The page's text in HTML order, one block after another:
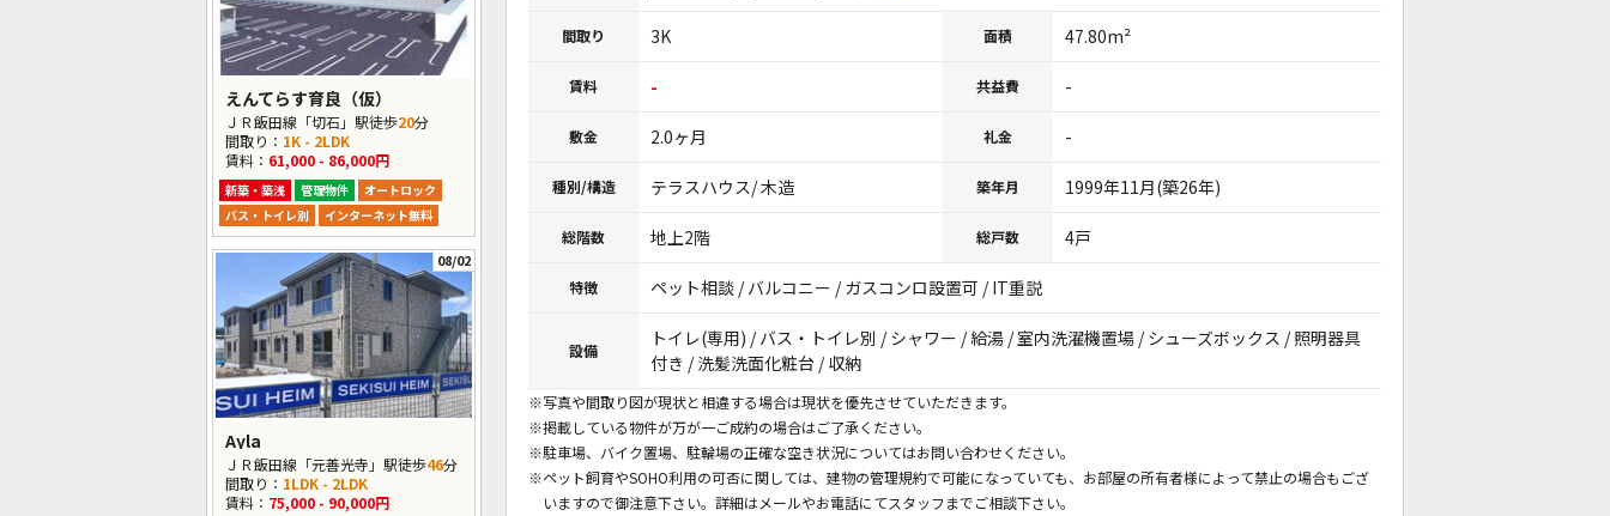
えんてらす育良（仮）
ＪＲ飯田線「切石」駅徒歩20分
間取り： 1K - 2LDK
賃料： 61,000 - 86,000円
新築・築浅 管理物件
オートロック
バス・トイレ別
インターネット無料
08/02
Ayla
ＪＲ飯田線「元善光寺」駅徒歩46分
間取り： 1LDK - 2LDK
賃料： 75,000 - 90,000円
間取り 3K 面積 47.80m²
賃料 - 共益費 -
敷金 2.0ヶ月 礼金 -
種別/構造 テラスハウス/ 木造 築年月 1999年11月(築26年)
総階数 地上2階 総戸数 4戸
特徴 ペット相談 / バルコニー / ガスコンロ設置可 / IT重説
設備
トイレ(専用) / バス・トイレ別 / シャワー / 給湯 / 室内洗濯機置場 / シューズボックス / 照明器具
付き / 洗髪洗面化粧台 / 収納
※写真や間取り図が現状と相違する場合は現状を優先させていただきます。
※掲載している物件が万が一ご成約の場合はご了承ください。
※駐車場、バイク置場、駐輪場の正確な空き状況についてはお問い合わせください。
※ペット飼育やSOHO利用の可否に関しては、建物の管理規約で可能になっていても、お部屋の所有者様によって禁止の場合もござ
いますので御注意下さい。詳細はメールやお電話にてスタッフまでご相談下さい。